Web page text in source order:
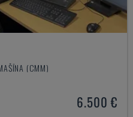
(CMM)
6.500 €